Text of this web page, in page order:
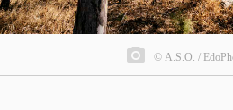
© A.S.O. /